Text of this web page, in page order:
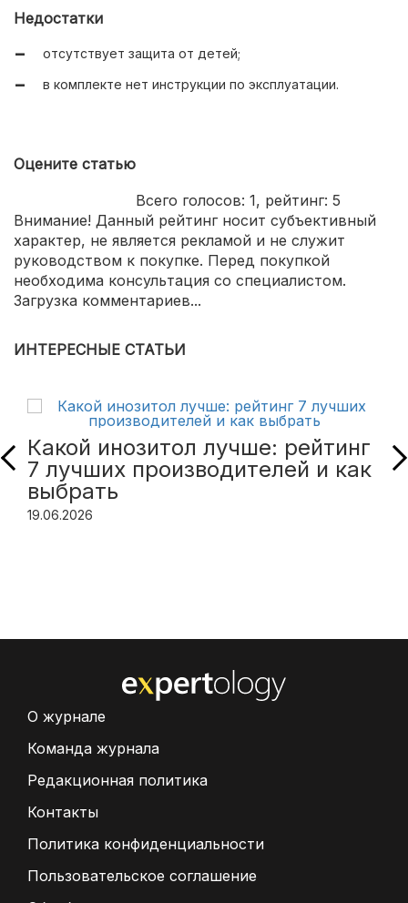
Недостатки
отсутствует защита от детей;
в комплекте нет инструкции по эксплуатации.
Оцените статью
Всего голосов: 1, рейтинг: 5
Внимание! Данный рейтинг носит субъективный
характер, не является рекламой и не служит
руководством к покупке. Перед покупкой
необходима консультация со специалистом.
Загрузка комментариев...
ИНТЕРЕСНЫЕ СТАТЬИ
Какой инозитол лучше: рейтинг
7 лучших производителей и как
выбрать
19.06.2026
О журнале
Команда журнала
Редакционная политика
Контакты
Политика конфиденциальности
Пользовательское соглашение